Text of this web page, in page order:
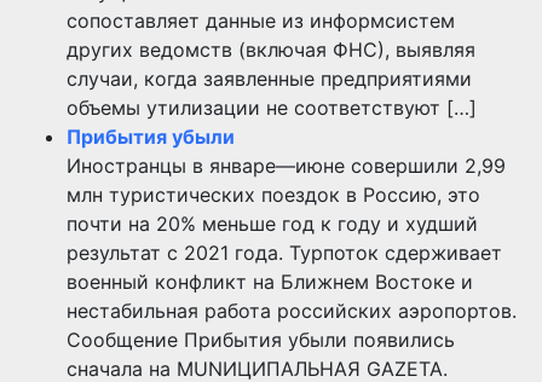
сопоставляет данные из информсистем
других ведомств (включая ФНС), выявляя
случаи, когда заявленные предприятиями
объемы утилизации не соответствуют […]
Прибытия убыли
Иностранцы в январе—июне совершили 2,99
млн туристических поездок в Россию, это
почти на 20% меньше год к году и худший
результат с 2021 года. Турпоток сдерживает
военный конфликт на Ближнем Востоке и
нестабильная работа российских аэропортов.
Сообщение Прибытия убыли появились
сначала на MUNИЦИПАЛЬНАЯ GAZЕТА.